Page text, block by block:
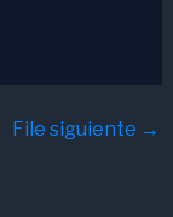
File siguiente →